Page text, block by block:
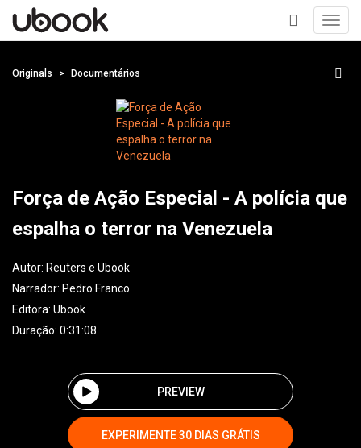
+
Originals Documentários
Força de Ação Especial - A polícia que
espalha o terror na Venezuela
Autor: Reuters e Ubook
Narrador: Pedro Franco
Editora: Ubook
Duração: 0:31:08
PREVIEW
EXPERIMENTE 30 DIAS GRÁTIS